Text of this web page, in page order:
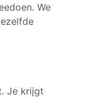
We
Je krijgt